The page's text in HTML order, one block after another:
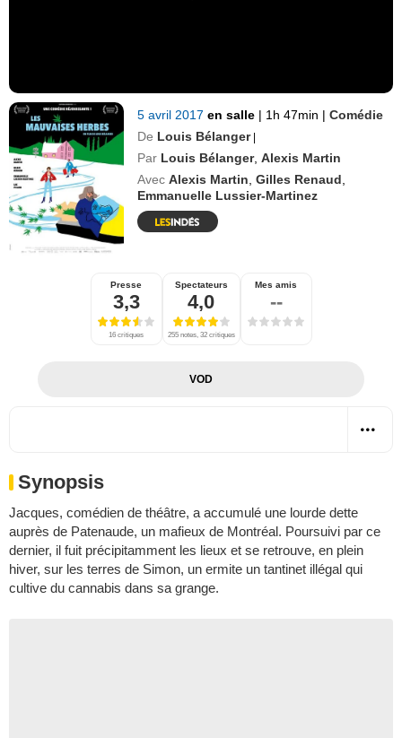
5 avril 2017en salle | 1h 47min | Comédie
De Louis Bélanger |
Par Louis Bélanger,Alexis Martin
Avec Alexis Martin ,Gilles Renaud
Emmanuelle Lussier-Martinez
Presse
3,3
16 critiques
Spectateurs
4,0
255 notes, 32 critiques
Mes amis
--
VOD
Synopsis
Jacques, comédien de théâtre, a accumulé une lourde dette
auprès de Patenaude, un mafieux de Montréal. Poursuivi par ce
dernier, il fuit précipitamment les lieux et se retrouve, en plein
hiver, sur les terres de Simon, un ermite un tantinet illégal qui
cultive du cannabis dans sa grange.